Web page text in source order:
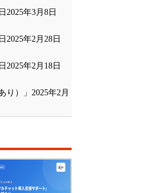
2025年3月8日
2025年2月28日
2025年2月18日
り）」2025年2月